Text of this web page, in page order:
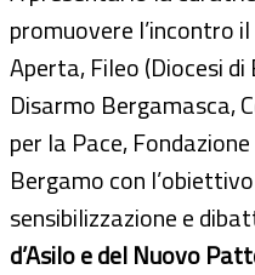
promuovere l’incontro
Aperta, Fileo (Diocesi
Disarmo Bergamasca,
per la Pace,
Bergamo con
sensibilizzazione e
d’Asilo e del Nuovo